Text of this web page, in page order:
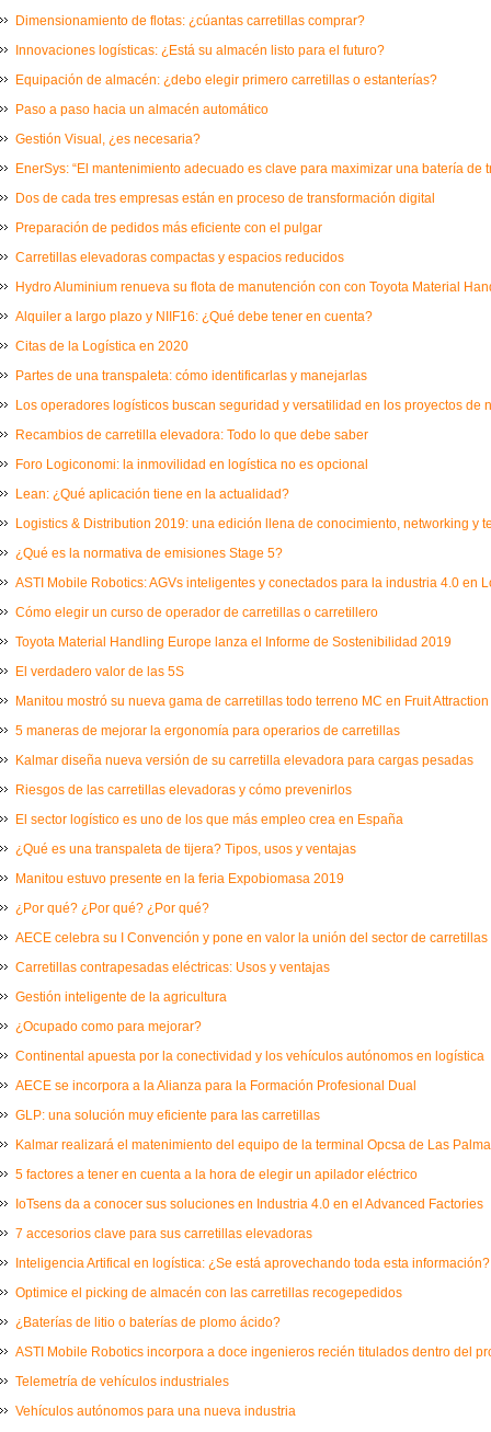
Dimensionamiento de flotas: ¿cúantas carretillas comprar?
Innovaciones logísticas: ¿Está su almacén listo para el futuro?
Equipación de almacén: ¿debo elegir primero carretillas o estanterías?
Paso a paso hacia un almacén automático
Gestión Visual, ¿es necesaria?
EnerSys: “El mantenimiento adecuado es clave para maximizar una batería de
Dos de cada tres empresas están en proceso de transformación digital
Preparación de pedidos más eficiente con el pulgar
Carretillas elevadoras compactas y espacios reducidos
Hydro Aluminium renueva su flota de manutención con con Toyota Material
Alquiler a largo plazo y NIIF16: ¿Qué debe tener en cuenta?
Citas de la Logística en 2020
Partes de una transpaleta: cómo identificarlas y manejarlas
Los operadores logísticos buscan seguridad y versatilidad en los proyectos de
Recambios de carretilla elevadora: Todo lo que debe saber
Foro Logiconomi: la inmovilidad en logística no es opcional
Lean: ¿Qué aplicación tiene en la actualidad?
Logistics & Distribution 2019: una edición llena de conocimiento, networking y
¿Qué es la normativa de emisiones Stage 5?
ASTI Mobile Robotics: AGVs inteligentes y conectados para la industria 4.0 en
Cómo elegir un curso de operador de carretillas o carretillero
Toyota Material Handling Europe lanza el Informe de Sostenibilidad 2019
El verdadero valor de las 5S
Manitou mostró su nueva gama de carretillas todo terreno MC en Fruit Attraction
5 maneras de mejorar la ergonomía para operarios de carretillas
Kalmar diseña nueva versión de su carretilla elevadora para cargas pesadas
Riesgos de las carretillas elevadoras y cómo prevenirlos
El sector logístico es uno de los que más empleo crea en España
¿Qué es una transpaleta de tijera? Tipos, usos y ventajas
Manitou estuvo presente en la feria Expobiomasa 2019
¿Por qué? ¿Por qué? ¿Por qué?
AECE celebra su I Convención y pone en valor la unión del sector de carretillas
Carretillas contrapesadas eléctricas: Usos y ventajas
Gestión inteligente de la agricultura
¿Ocupado como para mejorar?
Continental apuesta por la conectividad y los vehículos autónomos en logística
AECE se incorpora a la Alianza para la Formación Profesional Dual
GLP: una solución muy eficiente para las carretillas
Kalmar realizará el matenimiento del equipo de la terminal Opcsa de Las
5 factores a tener en cuenta a la hora de elegir un apilador eléctrico
IoTsens da a conocer sus soluciones en Industria 4.0 en el Advanced Factories
7 accesorios clave para sus carretillas elevadoras
Inteligencia Artifical en logística: ¿Se está aprovechando toda esta información?
Optimice el picking de almacén con las carretillas recogepedidos
¿Baterías de litio o baterías de plomo ácido?
ASTI Mobile Robotics incorpora a doce ingenieros recién titulados dentro del
Telemetría de vehículos industriales
Vehículos autónomos para una nueva industria